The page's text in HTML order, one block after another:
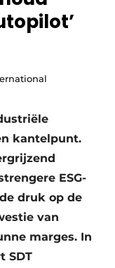
kantelpunt.
ESG-
druk op de
van
marges. In
SDT